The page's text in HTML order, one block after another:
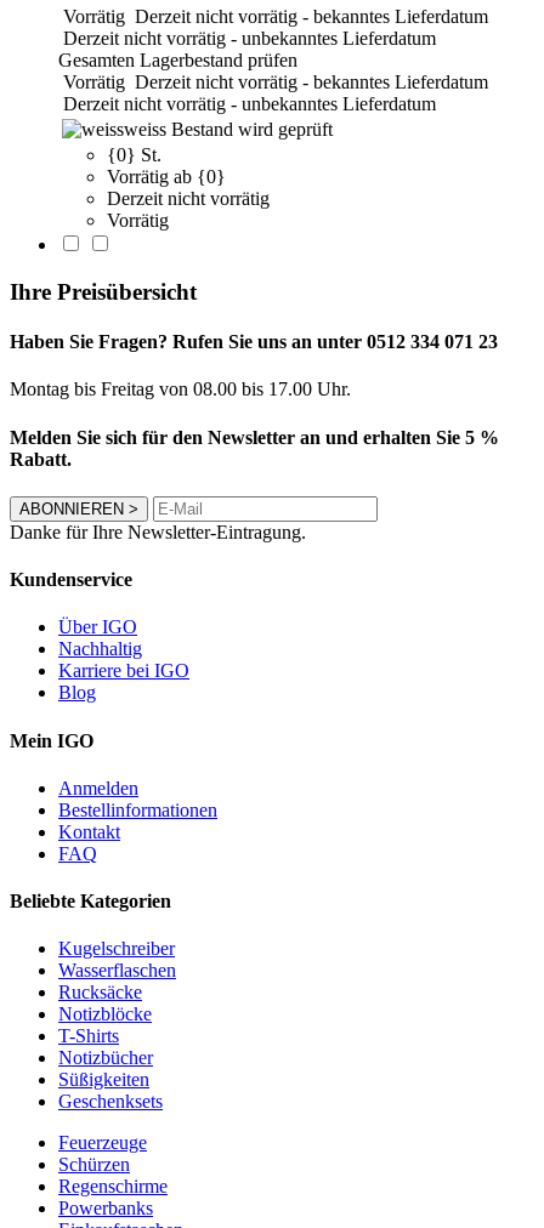
Vorrätig Derzeit nicht vorrätig - bekanntes Lieferdatum
Derzeit nicht vorrätig - unbekanntes Lieferdatum
Gesamten Lagerbestand prüfen
Vorrätig Derzeit nicht vorrätig - bekanntes Lieferdatum
Derzeit nicht vorrätig - unbekanntes Lieferdatum
weiss Bestand wird geprüft
{0} St.
Vorrätig ab {0}
Derzeit nicht vorrätig
Vorrätig
Ihre Preisübersicht
Haben Sie Fragen? Rufen Sie uns an unter 0512 334 071 23
Montag bis Freitag von 08.00 bis 17.00 Uhr.
Melden Sie sich für den Newsletter an und erhalten Sie 5 %
Rabatt.
ABONNIEREN >
Danke für Ihre Newsletter-Eintragung.
Kundenservice
Über IGO
Nachhaltig
Karriere bei IGO
Blog
Mein IGO
Anmelden
Bestellinformationen
Kontakt
FAQ
Beliebte Kategorien
Kugelschreiber
Wasserflaschen
Rucksäcke
Notizblöcke
T-Shirts
Notizbücher
Süßigkeiten
Geschenksets
Feuerzeuge
Schürzen
Regenschirme
Powerbanks